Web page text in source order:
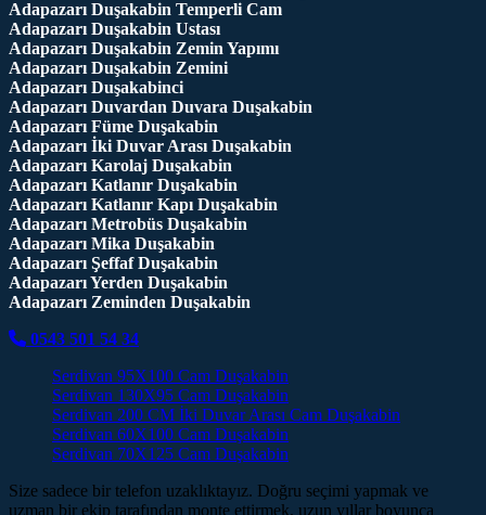
Adapazarı Duşakabin Temperli Cam
Adapazarı Duşakabin Ustası
Adapazarı Duşakabin Zemin Yapımı
Adapazarı Duşakabin Zemini
Adapazarı Duşakabinci
Adapazarı Duvardan Duvara Duşakabin
Adapazarı Füme Duşakabin
Adapazarı İki Duvar Arası Duşakabin
Adapazarı Karolaj Duşakabin
Adapazarı Katlanır Duşakabin
Adapazarı Katlanır Kapı Duşakabin
Adapazarı Metrobüs Duşakabin
Adapazarı Mika Duşakabin
Adapazarı Şeffaf Duşakabin
Adapazarı Yerden Duşakabin
Adapazarı Zeminden Duşakabin
0543 501 54 34
Serdivan 95X100 Cam Duşakabin
Serdivan 130X95 Cam Duşakabin
Serdivan 200 CM İki Duvar Arası Cam Duşakabin
Serdivan 60X100 Cam Duşakabin
Serdivan 70X125 Cam Duşakabin
Size sadece bir telefon uzaklıktayız. Doğru seçimi yapmak ve
uzman bir ekip tarafından monte ettirmek, uzun yıllar boyunca